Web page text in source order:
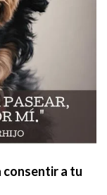
consentir a tu